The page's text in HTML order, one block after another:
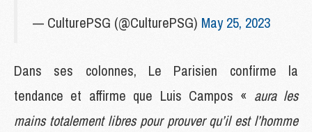
— CulturePSG (@CulturePSG) May 25, 2023
Dans ses colonnes, Le Parisien confirme la
tendance et affirme que Luis Campos « aura les
mains totalement libres pour prouver qu’il est l’homme